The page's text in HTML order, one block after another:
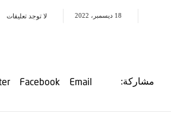
18 ديسمبر، 2022 لا توجد تعليقات
مشاركة: Email
Facebook